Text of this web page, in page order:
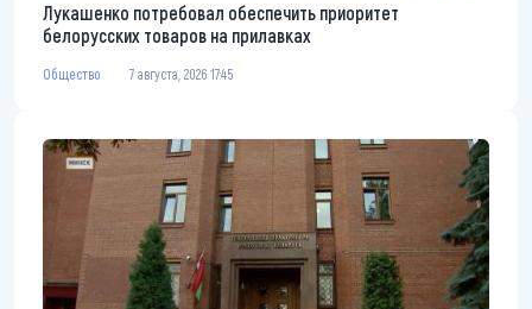
Лукашенко потребовал обеспечить приоритет
белорусских товаров на прилавках
Общество 7 августа, 2026 17:45